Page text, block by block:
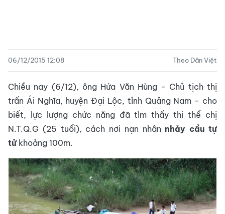
06/12/2015 12:08 Theo Dân Việt
Chiều nay (6/12), ông Hứa Văn Hùng - Chủ tịch thị
trấn Ái Nghĩa, huyện Đại Lộc, tỉnh Quảng Nam - cho
biết, lực lượng chức năng đã tìm thấy thi thể chị
N.T.Q.G (25 tuổi), cách nơi nạn nhân nhảy cầu tự
tửkhoảng 100m.